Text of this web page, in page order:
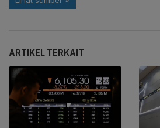
ARTIKEL TERKAIT